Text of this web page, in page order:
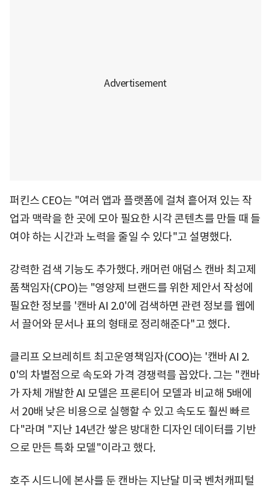
퍼킨스 CEO는 "여러 앱과 플랫폼에 걸쳐 흩어져 있는 작
업과 맥락을 한 곳에 모아 필요한 시각 콘텐츠를 만들 때 들
여야 하는 시간과 노력을 줄일 수 있다"고 설명했다.
강력한 검색 기능도 추가했다. 캐머런 애덤스 캔바 최고제
품책임자(CPO)는 "영양제 브랜드를 위한 제안서 작성에
필요한 정보를 '캔바 AI 2.0'에 검색하면 관련 정보를 웹에
서 끌어와 문서나 표의 형태로 정리해준다"고 했다.
클리프 오브레히트 최고운영책임자(COO)는 '캔바 AI 2.
0'의 차별점으로 속도와 가격 경쟁력를 꼽았다. 그는 "캔바
가 자체 개발한 AI 모델은 프론티어 모델과 비교해 5배에
서 20배 낮은 비용으로 실행할 수 있고 속도도 훨씬 빠르
다"라며 "지난 14년간 쌓은 방대한 디자인 데이터를 기반
으로 만든 특화 모델"이라고 했다.
호주 시드니에 본사를 둔 캔바는 지난달 미국 벤처캐피털